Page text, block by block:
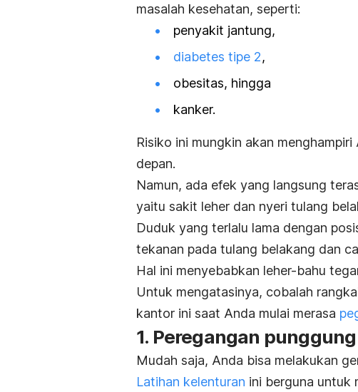
masalah kesehatan, seperti:
penyakit jantung,
diabetes tipe 2,
obesitas, hingga
kanker.
Risiko ini mungkin akan
depan.
Namun, ada efek yang langsung
yaitu sakit leher dan nyeri tulang
Duduk yang terlalu lama dengan
tekanan pada tulang belakang dan
Hal ini menyebabkan leher-bahu
Untuk mengatasinya, cobalah
kantor ini saat Anda mulai merasa
1. Peregangan punggung
Mudah saja, Anda bisa melakukan
Latihan kelenturan ini berguna untuk